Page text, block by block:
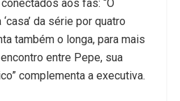
aos fãs: “O
da série por quatro
também o longa, para mais
entre Pepe, sua
complementa a executiva.